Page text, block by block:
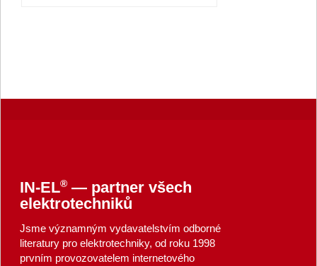
IN-EL®— partner všech
elektrotechniků
Jsme významným vydavatelstvím odborné
literatury pro elektrotechniky, od roku 1998
prvním provozovatelem internetového